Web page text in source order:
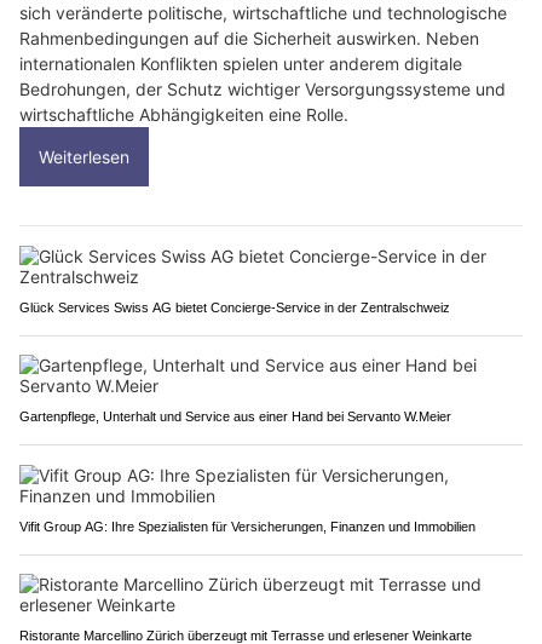
sich veränderte politische, wirtschaftliche und technologische
Rahmenbedingungen auf die Sicherheit auswirken. Neben
internationalen Konflikten spielen unter anderem digitale
Bedrohungen, der Schutz wichtiger Versorgungssysteme und
wirtschaftliche Abhängigkeiten eine Rolle.
Weiterlesen
Glück Services Swiss AG bietet Concierge-Service in der Zentralschweiz
Gartenpflege, Unterhalt und Service aus einer Hand bei Servanto W.Meier
Vifit Group AG: Ihre Spezialisten für Versicherungen, Finanzen und Immobilien
Ristorante Marcellino Zürich überzeugt mit Terrasse und erlesener Weinkarte